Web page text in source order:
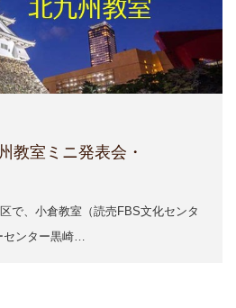
教室ミニ発表会・
で、小倉教室（読売FBS文化センタ
ンター黒崎…